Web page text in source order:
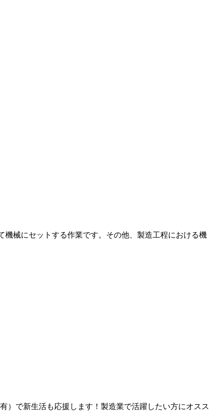
械にセットする作業です。その他、製造工程における機
）で新生活も応援します！製造業で活躍したい方にオスス